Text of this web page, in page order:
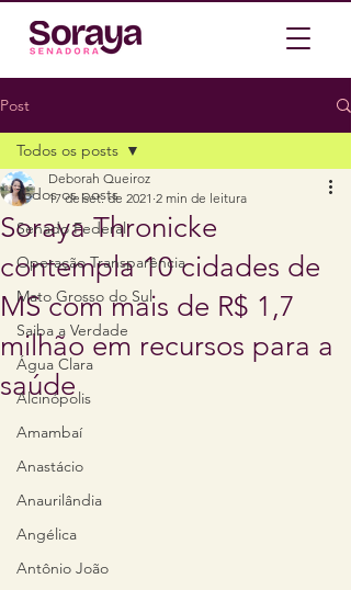
Post
Todos os posts
Senado Federal
Operação Transparência
Mato Grosso do Sul
Saiba a Verdade
Água Clara
Alcinópolis
Amambaí
Anastácio
Anaurilândia
Angélica
Antônio João
Todos os posts
Soraya Thronicke
contempla 10 cidades de
MS com mais de R$ 1,7
milhão em recursos para a
saúde
Deborah Queiroz
17 de set. de 2021 2 min de leitura